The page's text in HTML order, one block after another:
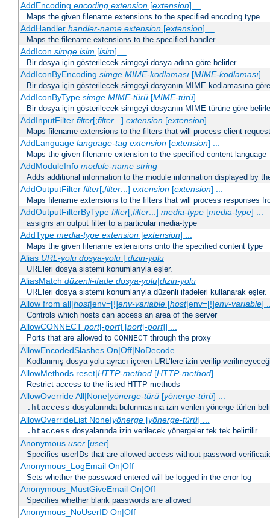
AddEncoding encoding extension[extension] ...
Maps the given filename extensions to the specified encoding type
AddHandler handler-name extension[extension] ...
Maps the filename extensions to the specified handler
AddIcon simge isim [isim] ...
Bir dosya için gösterilecek simgeyi dosya adına göre belirler.
AddIconByEncoding simge MIME-kodlaması[MIME-kodlaması] ...
Bir dosya için gösterilecek simgeyi dosyanın MIME kodlamasına
AddIconByType simge MIME-türü[MIME-türü] ...
Bir dosya için gösterilecek simgeyi dosyanın MIME türüne göre
AddInputFilter filter[;filter...] extension[extension] ...
Maps filename extensions to the filters that will process client
AddLanguage language-tag extension[extension] ...
Maps the given filename extension to the specified content language
AddModuleInfo module-name string
Adds additional information to the module information displayed by
AddOutputFilter filter[;filter...] extension[extension] ...
Maps filename extensions to the filters that will process responses
AddOutputFilterByType filter[;filter...] media-type[media-type] ...
assigns an output filter to a particular media-type
AddType media-type extension[extension] ...
Maps the given filename extensions onto the specified content type
Alias URL-yolu dosya-yolu| dizin-yolu
URL’leri dosya sistemi konumlarıyla eşler.
AliasMatch düzenli-ifade dosya-yolu|dizin-yolu
URL’leri dosya sistemi konumlarıyla düzenli ifadeleri kullanarak eşler.
Allow from all|host|env=[!]env-variable[host|env=[!]env-variable]
Controls which hosts can access an area of the server
AllowCONNECT port[-port] [port[-port]] ...
Ports that are allowed to CONNECT through the proxy
AllowEncodedSlashes On|Off|NoDecode
Kodlanmış dosya yolu ayracı içeren URL’lere izin verilip
AllowMethods reset|HTTP-method[HTTP-method]...
Restrict access to the listed HTTP methods
AllowOverride All|None|yönerge-türü[yönerge-türü] ...
.htaccess dosyalarında bulunmasına izin verilen yönerge türleri
AllowOverrideList None|yönerge[yönerge-türü] ...
.htaccess dosyalarında izin verilecek yönergeler tek tek belirtilir
Anonymous user[user] ...
Specifies userIDs that are allowed access without password
Anonymous_LogEmail On|Off
Sets whether the password entered will be logged in the error log
Anonymous_MustGiveEmail On|Off
Specifies whether blank passwords are allowed
Anonymous_NoUserID On|Off